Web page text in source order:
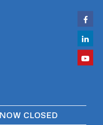
CLOSED